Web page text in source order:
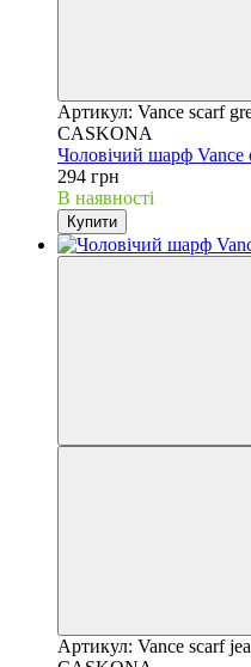
Артикул: Vance scarf
CASKONA
Чоловічий шарф Vance
294 грн
В наявності
Купити
Артикул: Vance scarf